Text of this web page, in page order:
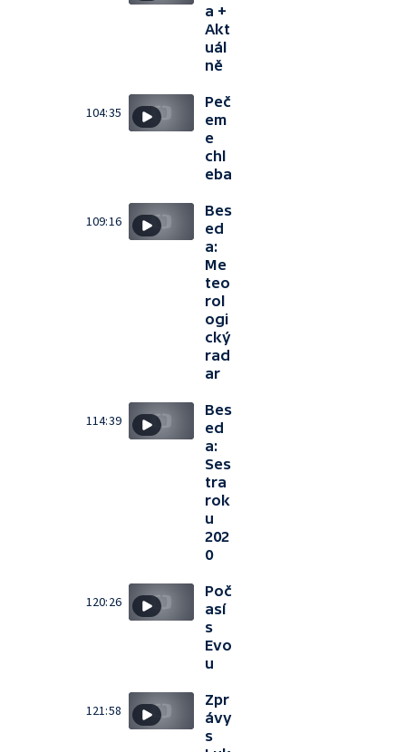
a +
Akt
uál
ně
104:35
Peč
em
e
chl
eba
109:16
Bes
ed
a:
Me
teo
rol
ogi
cký
rad
ar
114:39
Bes
ed
a:
Ses
tra
rok
u
202
0
120:26
Poč
así
s
Evo
u
121:58
Zpr
ávy
s